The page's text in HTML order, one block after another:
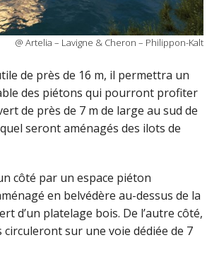
@ Artelia – Lavigne & Cheron – Philippon-Kalt
de près de 16 m, il permettra un
des piétons qui pourront profiter
de près de 7 m de large au sud de
seront aménagés des ilots de
côté par un espace piéton
en belvédère au-dessus de la
d’un platelage bois. De l’autre côté,
circuleront sur une voie dédiée de 7